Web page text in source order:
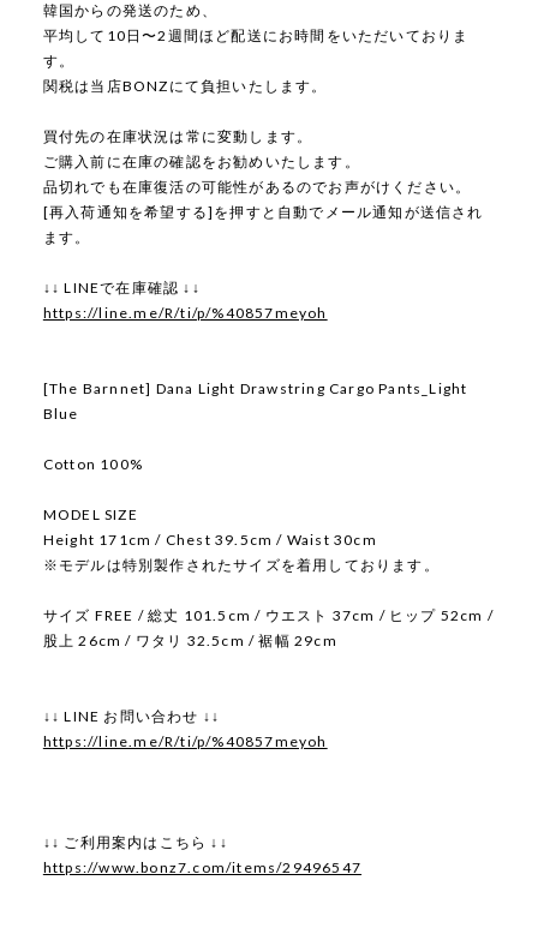
韓国からの発送のため、
平均して10日〜2週間ほど配送にお時間をいただいておりま
す。
関税は当店BONZにて負担いたします。
買付先の在庫状況は常に変動します。
ご購入前に在庫の確認をお勧めいたします。
品切れでも在庫復活の可能性があるのでお声がけください。
[再入荷通知を希望する]を押すと自動でメール通知が送信され
ます。
↓↓ LINEで在庫確認 ↓↓
https://line.me/R/ti/p/%40857meyoh
[The Barnnet] Dana Light Drawstring Cargo Pants_Light
Blue
Cotton 100%
MODEL SIZE
Height 171cm / Chest 39.5cm / Waist 30cm
※モデルは特別製作されたサイズを着用しております。
サイズ FREE / 総丈 101.5cm / ウエスト 37cm / ヒップ 52cm /
股上 26cm / ワタリ 32.5cm / 裾幅 29cm
↓↓ LINE お問い合わせ ↓↓
https://line.me/R/ti/p/%40857meyoh
↓↓ ご利用案内はこちら ↓↓
https://www.bonz7.com/items/29496547